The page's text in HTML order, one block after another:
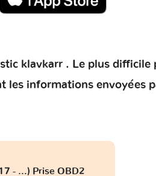
klavkarr . Le plus difficile
les informations envoyées
- ...) Prise OBD2